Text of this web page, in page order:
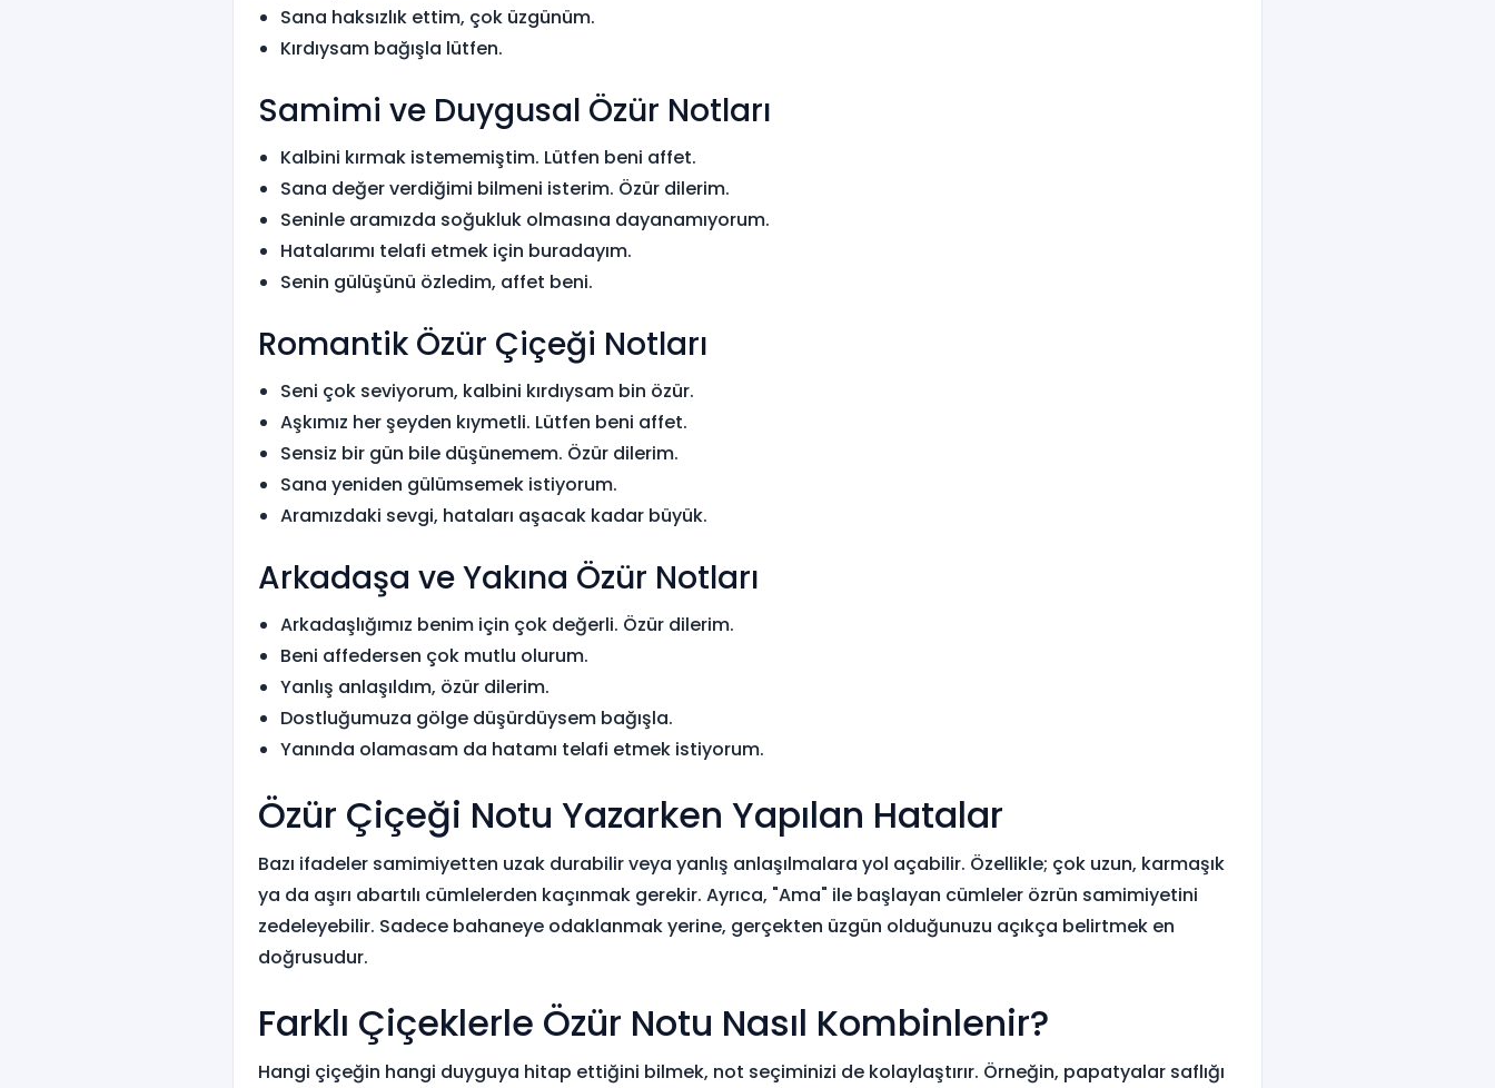
Sana haksızlık ettim, çok üzgünüm.
Kırdıysam bağışla lütfen.
Samimi ve Duygusal Özür Notları
Kalbini kırmak istememiştim. Lütfen beni affet.
Sana değer verdiğimi bilmeni isterim. Özür dilerim.
Seninle aramızda soğukluk olmasına dayanamıyorum.
Hatalarımı telafi etmek için buradayım.
Senin gülüşünü özledim, affet beni.
Romantik Özür Çiçeği Notları
Seni çok seviyorum, kalbini kırdıysam bin özür.
Aşkımız her şeyden kıymetli. Lütfen beni affet.
Sensiz bir gün bile düşünemem. Özür dilerim.
Sana yeniden gülümsemek istiyorum.
Aramızdaki sevgi, hataları aşacak kadar büyük.
Arkadaşa ve Yakına Özür Notları
Arkadaşlığımız benim için çok değerli. Özür dilerim.
Beni affedersen çok mutlu olurum.
Yanlış anlaşıldım, özür dilerim.
Dostluğumuza gölge düşürdüysem bağışla.
Yanında olamasam da hatamı telafi etmek istiyorum.
Özür Çiçeği Notu Yazarken Yapılan Hatalar
Bazı ifadeler samimiyetten uzak durabilir veya yanlış anlaşılmalara yol açabilir. Özellikle; çok uzun, karmaşık
ya da aşırı abartılı cümlelerden kaçınmak gerekir. Ayrıca, "Ama" ile başlayan cümleler özrün samimiyetini
zedeleyebilir. Sadece bahaneye odaklanmak yerine, gerçekten üzgün olduğunuzu açıkça belirtmek en
doğrusudur.
Farklı Çiçeklerle Özür Notu Nasıl Kombinlenir?
Hangi çiçeğin hangi duyguya hitap ettiğini bilmek, not seçiminizi de kolaylaştırır. Örneğin, papatyalar saflığı